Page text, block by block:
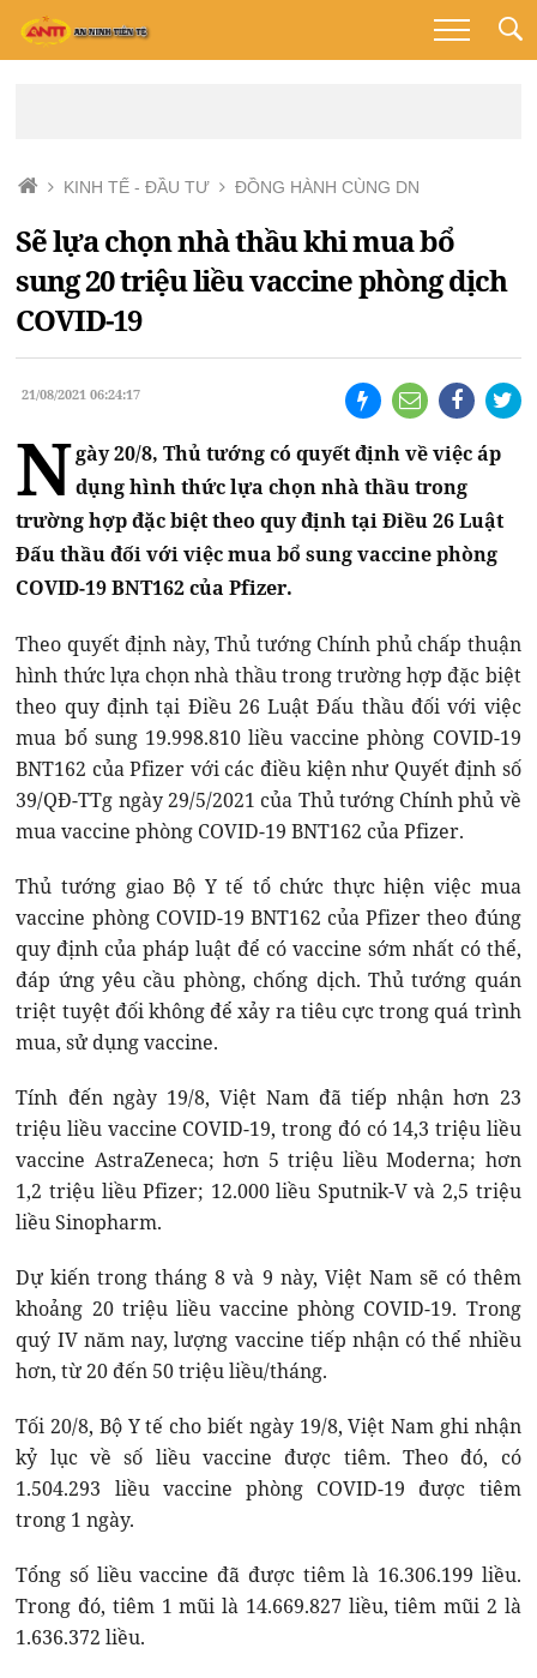
KINH TẾ - ĐẦU TƯ ĐỒNG HÀNH CÙNG DN
Sẽ lựa chọn nhà thầu khi mua bổ
sung 20 triệu liều vaccine phòng dịch
COVID-19
21/08/2021 06:24:17
Ngày 20/8, Thủ tướng có quyết định về việc áp
dụng hình thức lựa chọn nhà thầu trong
trường hợp đặc biệt theo quy định tại Điều 26 Luật
Đấu thầu đối với việc mua bổ sung vaccine phòng
COVID-19 BNT162 của Pfizer.
Theo quyết định này, Thủ tướng Chính phủ chấp thuận
hình thức lựa chọn nhà thầu trong trường hợp đặc biệt
theo quy định tại Điều 26 Luật Đấu thầu đối với việc
mua bổ sung 19.998.810 liều vaccine phòng COVID-19
BNT162 của Pfizer với các điều kiện như Quyết định số
39/QĐ-TTg ngày 29/5/2021 của Thủ tướng Chính phủ về
mua vaccine phòng COVID-19 BNT162 của Pfizer.
Thủ tướng giao Bộ Y tế tổ chức thực hiện việc mua
vaccine phòng COVID-19 BNT162 của Pfizer theo đúng
quy định của pháp luật để có vaccine sớm nhất có thể,
đáp ứng yêu cầu phòng, chống dịch. Thủ tướng quán
triệt tuyệt đối không để xảy ra tiêu cực trong quá trình
mua, sử dụng vaccine.
Tính đến ngày 19/8, Việt Nam đã tiếp nhận hơn 23
triệu liều vaccine COVID-19, trong đó có 14,3 triệu liều
vaccine AstraZeneca; hơn 5 triệu liều Moderna; hơn
1,2 triệu liều Pfizer; 12.000 liều Sputnik-V và 2,5 triệu
liều Sinopharm.
Dự kiến trong tháng 8 và 9 này, Việt Nam sẽ có thêm
khoảng 20 triệu liều vaccine phòng COVID-19. Trong
quý IV năm nay, lượng vaccine tiếp nhận có thể nhiều
hơn, từ 20 đến 50 triệu liều/tháng.
Tối 20/8, Bộ Y tế cho biết ngày 19/8, Việt Nam ghi nhận
kỷ lục về số liều vaccine được tiêm. Theo đó, có
1.504.293 liều vaccine phòng COVID-19 được tiêm
trong 1 ngày.
Tổng số liều vaccine đã được tiêm là 16.306.199 liều.
Trong đó, tiêm 1 mũi là 14.669.827 liều, tiêm mũi 2 là
1.636.372 liều.